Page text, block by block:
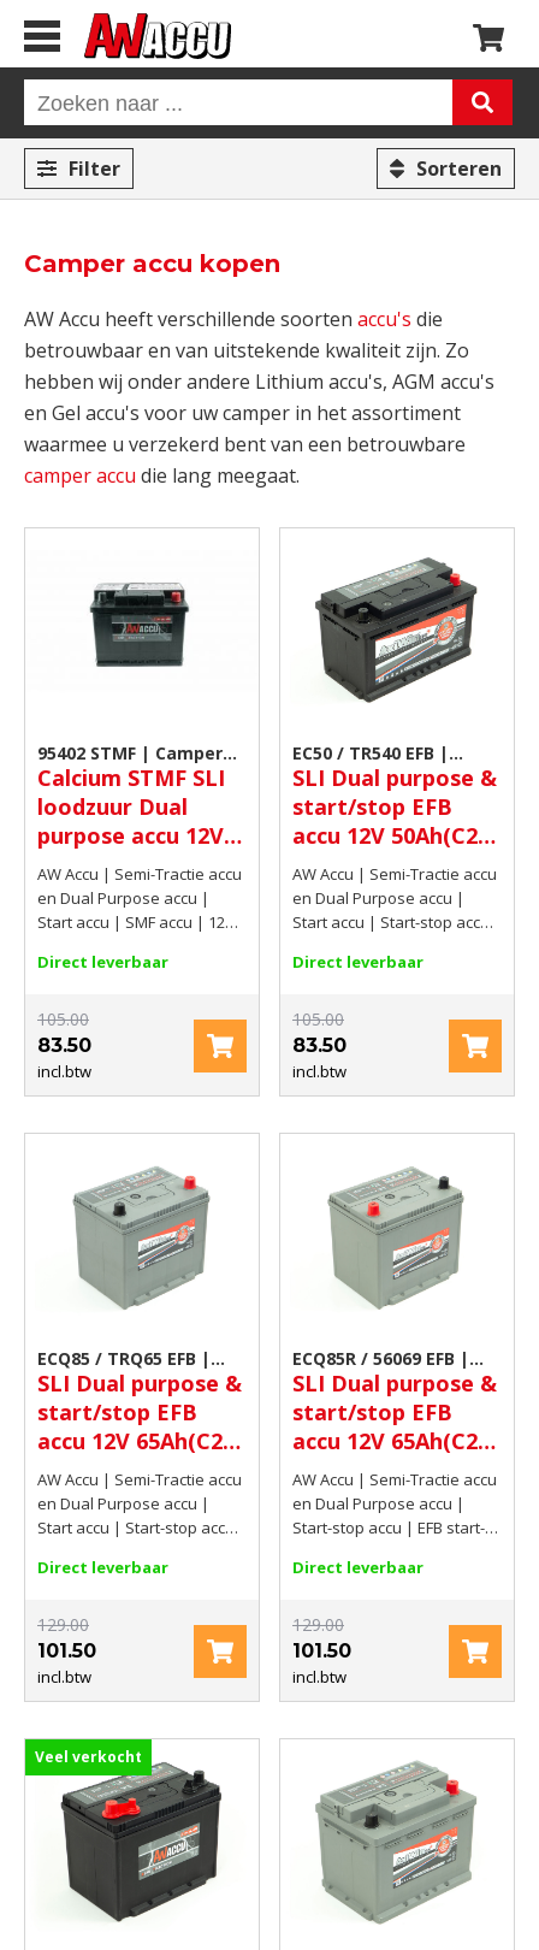
Filter Sorteren
Camper accu kopen
AW Accu heeft verschillende soorten accu's die
betrouwbaar en van uitstekende kwaliteit zijn. Zo
hebben wij onder andere Lithium accu's, AGM accu's
en Gel accu's voor uw camper in het assortiment
waarmee u verzekerd bent van een betrouwbare
camper accu die lang meegaat.
95402 STMF | Camper
accu
Calcium STMF SLI
loodzuur Dual
purpose accu 12V
50Ah(C20) 420 AMP
CCA EN
AW Accu | Semi-Tractie accu
en Dual Purpose accu |
Start accu | SMF accu | 12V |
Direct leverbaar
105.00
83.50
incl.btw
EC50 / TR540 EFB |
Camper accu
SLI Dual purpose &
start/stop EFB
accu 12V 50Ah(C20)
480 AMP CCA EN
AW Accu | Semi-Tractie accu
en Dual Purpose accu |
Start accu | Start-stop accu |
50Ah(C20) | 480 AMP CCA EN
Direct leverbaar
105.00
83.50
incl.btw
ECQ85 / TRQ65 EFB |
Camper accu
SLI Dual purpose &
start/stop EFB
accu 12V 65Ah(C20)
550 AMP CCA EN
AW Accu | Semi-Tractie accu
en Dual Purpose accu |
Start accu | Start-stop accu |
65Ah(C20) | 550 AMP CCA EN
Direct leverbaar
129.00
101.50
incl.btw
ECQ85R / 56069 EFB |
Camper accu
SLI Dual purpose &
start/stop EFB
accu 12V 65Ah(C20)
550 AMP CCA EN
AW Accu | Semi-Tractie accu
en Dual Purpose accu |
Start-stop accu | EFB start-
| 550 AMP CCA EN
Direct leverbaar
129.00
101.50
incl.btw
Veel verkocht